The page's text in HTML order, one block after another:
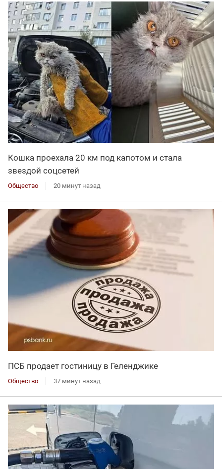
Кошка проехала 20 км под капотом и стала
звездой соцсетей
Общество 20 минут назад
ПСБ продает гостиницу в Геленджике
Общество 37 минут назад